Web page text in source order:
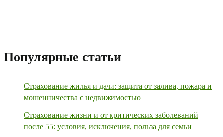
Популярные статьи
Страхование жилья и дачи: защита от залива, пожара и
мошенничества с недвижимостью
Страхование жизни и от критических заболеваний
после 55: условия, исключения, польза для семьи